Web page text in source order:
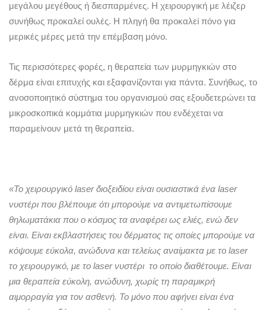
μεγάλου μεγέθους ή διεσπαρμένες. Η χειρουργική με λέιζερ
συνήθως προκαλεί ουλές. Η πληγή θα προκαλεί πόνο για
μερικές μέρες μετά την επέμβαση μόνο.
Τις περισσότερες φορές, η θεραπεία των μυρμηγκιών στο
δέρμα είναι επιτυχής και εξαφανίζονται για πάντα. Συνήθως, το
ανοσοποιητικό σύστημα του οργανισμού σας εξουδετερώνει τα
μικροσκοπικά κομμάτια μυρμηγκιών που ενδέχεται να
παραμείνουν μετά τη θεραπεία.
«Το χειρουργικό laser διοξειδίου είναι ουσιαστικά ένα laser
νυστέρι που βλέπουμε ότι μπορούμε να αντιμετωπίσουμε
θηλωματάκια που ο κόσμος τα αναφέρει ως ελιές, ενώ δεν
είναι. Είναι εκβλαστήσεις του δέρματος τις οποίες μπορούμε να
κόψουμε εύκολα, ανώδυνα και τελείως αναίμακτα με το laser
το χειρουργικό, με το laser νυστέρι το οποίο διαθέτουμε. Είναι
μια θεραπεία εύκολη, ανώδυνη, χωρίς τη παραμικρή
αιμορραγία για τον ασθενή. Το μόνο που αφήνει είναι ένα